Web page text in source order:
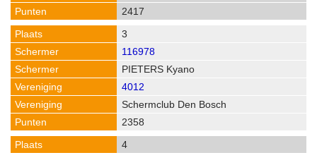
2417
3
116978
PIETERS Kyano
4012
Schermclub Den Bosch
2358
4